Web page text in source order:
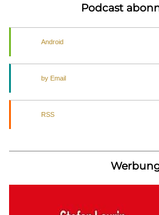
Podcast
Android
by Email
RSS